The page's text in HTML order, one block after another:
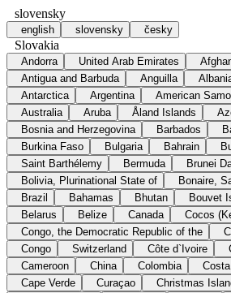
slovensky
english slovensky česky
Slovakia
Andorra United Arab Emirates
Antigua and Barbuda
Anguilla
Antarctica
Argentina American
Australia
Aruba Åland Islands
Bosnia and Herzegovina
Barbados
Burkina Faso
Bulgaria Bahrain
Saint Barthélemy
Bermuda
Brunei
Bolivia, Plurinational State of
Bonaire,
Brazil
Bahamas Bhutan Bouvet
Belarus
Belize Canada
Cocos
Congo, the Democratic Republic of the
Congo
Switzerland Côte d`Ivoire
Cameroon
China Colombia
Cape Verde
Curaçao Christmas